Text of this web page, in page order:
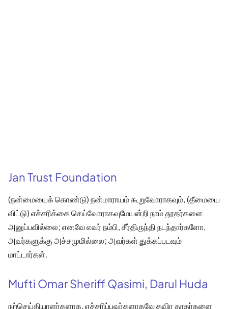
Jan Trust Foundation
(நன்மையைக் கொண்டு) நன்மாராயம் கூறுவோராகவும், (தீமையை
விட்டு) எச்சரிக்கை செய்வோராகவுமேயன்றி நாம் தூதர்களை
அனுப்பவில்லை; எனவே எவர் நம்பி, சீர்திருந்தி நடந்தார்களோ,
அவர்களுக்கு அச்சமுமில்லை; அவர்கள் துக்கப்படவும்
மாட்டார்கள்.
Mufti Omar Sheriff Qasimi, Darul Huda
நற்செய்தியாளர்களாக, எச்சரிப்பவர்களாகவே தவிர தூதர்களை